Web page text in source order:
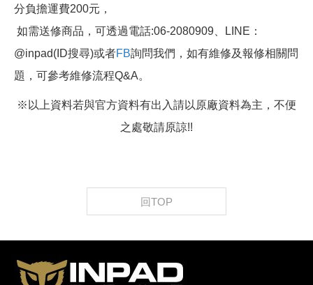
分負擔運費200元，
如需送修商品，可透過電話:06-2080909、LINE：
@inpad(ID搜尋)或者FB詢問我們，如有維修及報修相關問
題，可參考維修流程Q&A。
※以上資料若與官方資料有出入請以原廠資料為主，不便
之處敬請原諒!!
回TOP